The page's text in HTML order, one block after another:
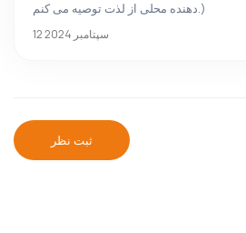
دهنده محلی از لذت توصیه می کنم.)
12 سپتامبر 2024
ثبت نظر